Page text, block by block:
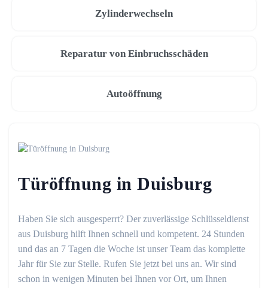
Zylinderwechseln
Reparatur von Einbruchsschäden
Autoöffnung
Türöffnung in Duisburg
Haben Sie sich ausgesperrt? Der zuverlässige Schlüsseldienst
aus Duisburg hilft Ihnen schnell und kompetent. 24 Stunden
und das an 7 Tagen die Woche ist unser Team das komplette
Jahr für Sie zur Stelle. Rufen Sie jetzt bei uns an. Wir sind
schon in wenigen Minuten bei Ihnen vor Ort, um Ihnen